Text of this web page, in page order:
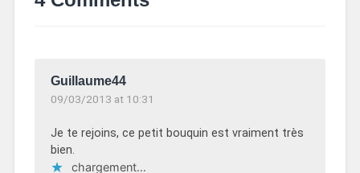
Guillaume44
09/03/2013 at 10:31
Je te rejoins, ce petit bouquin est vraiment très
bien.
chargement…